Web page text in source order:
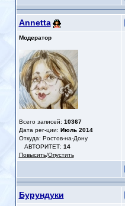
Annetta
Модератор
Всего записей: 10367
Дата рег-ции: Июль 2014
Откуда: Ростов-на-Дону
АВТОРИТЕТ: 14
Повысить/Опустить
Бурундуки